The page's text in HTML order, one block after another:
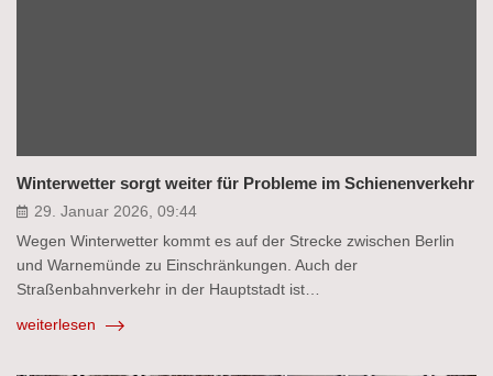
Winterwetter sorgt weiter für Probleme im Schienenverkehr
29. Januar 2026, 09:44
Wegen Winterwetter kommt es auf der Strecke zwischen Berlin
und Warnemünde zu Einschränkungen. Auch der
Straßenbahnverkehr in der Hauptstadt ist…
weiterlesen